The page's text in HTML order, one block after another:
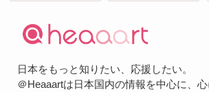
日本をもっと知りたい、応援したい。
＠Heaaartは日本国内の情報を中心に、